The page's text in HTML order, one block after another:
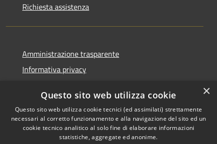
Richiesta assistenza
Amministrazione trasparente
Informativa privacy
Dichiarazione di accessibilità
×
Questo sito web utilizza cookie
Questo sito web utilizza cookie tecnici (ed assimilati) strettamente
necessari al corretto funzionamento e alla navigazione del sito ed un
cookie tecnico analitico al solo fine di elaborare informazioni
statistiche, aggregate ed anonime.